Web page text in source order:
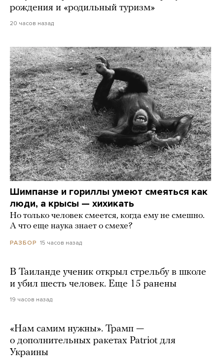
рождения и «родильный туризм»
20 часов назад
Шимпанзе и гориллы умеют смеяться как
люди, а крысы — хихикать
Но только человек смеется, когда ему не смешно.
А что еще наука знает о смехе?
РАЗБОР 15 часов назад
В Таиланде ученик открыл стрельбу в школе
и убил шесть человек. Еще 15 ранены
19 часов назад
«Нам самим нужны». Трамп —
о дополнительных ракетах Patriot для
Украины